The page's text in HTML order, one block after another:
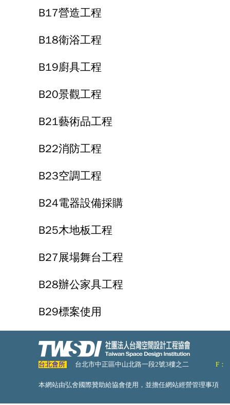
B17營造工程
B18衛浴工程
B19廚具工程
B20景觀工程
B21藝術品工程
B22消防工程
B23空調工程
B24電器設備採購
B25木地板工程
B27展場舞台工程
B28辦公家具工程
B29標案使用
台北會所 台北市中正區中山北路一段2號3樓之二 F：
本網站由弘舍國際贊助給協會使用，並擔任網站經營管理事項